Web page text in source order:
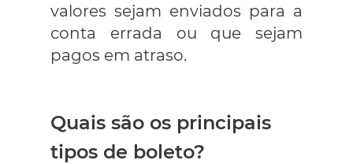
valores sejam enviados para a
conta errada ou que sejam
pagos em atraso.
Quais são os principais
tipos de boleto?